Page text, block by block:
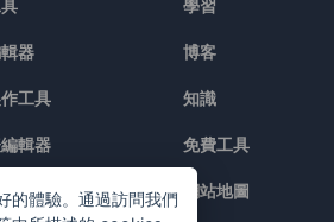
器
工具
輯器
學習
博客
知識
免費工具
網站地圖
的體驗。通過訪問我們